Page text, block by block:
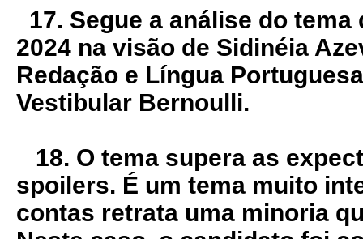
17. Segue a análise do tema
2024 na visão de Sidinéia
Redação e Língua
Vestibular Bernoulli.
18. O tema supera as
spoilers. É um tema muito
contas retrata uma minoria